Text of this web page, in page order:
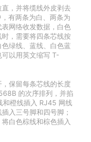
，并将缆线外皮剥去
有两条为白、两条为
网络收发数据，白色
，需要将四条芯线按
绿线、蓝线、白色蓝
以用英文缩写 T-
保留每条芯线的长度
的次序排列，并掐
和橙线插入 RJ45 网线
入三号脚和四号脚；
白色棕线和棕色插入